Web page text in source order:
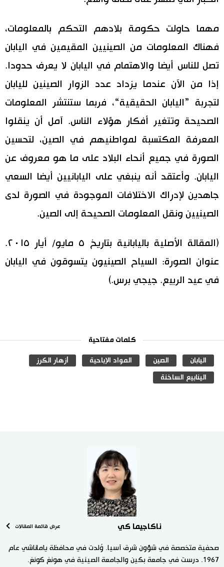
مهما حاولت حكومة بلادهم التحكم بالمعلومات،
فهناك المعلومات من الصينيين المقيمين في اليابان
تصل للناس أيضا والاهتمام في اليابان لا يعرف حدودا.
إذا من الآن عندما يزداد عدد الزوار الصينين لليابان
لتجربة ”اليابان الحقيقية“، فربما ستنتشر المعلومات
الصحيحة وتتغير أفكار هؤلاء الناس. آمل أن ينقلوا
المعرفة المكتسبة لمواطنيهم في الصين، لتحسين
الصورة في جميع أنحاء البلاد على ما هو معروف عن
اليابان. وأعتقد أنه ينبغي على اليابانيين أيضا السعي
جاهدين لإدراك الاختلافات الموجودة في الصورة لدى
الصينيين ونقل المعلومات الصحيحة إلى الصين.
(المقالة الأصلية باليابانية بتاريخ ٥ مايو/ أيار ٢٠١٥.
عنوان الصورة: السياح الصينيون يتسوقون في اليابان
في عيد الربيع. جيجي برس.)
كلمات مفتاحية
اليابان الصين المواد الإباحية أزهار الكرز
الينابيع الساخنة
ناكاجيما كي عرض قائمة المقالات
صحفية متخصصة في شؤون شرق آسيا. وُلدت في محافظة ياماناشي عام
1967. درست في جامعة بكين والجامعة الصينية في هونغ كونغ.